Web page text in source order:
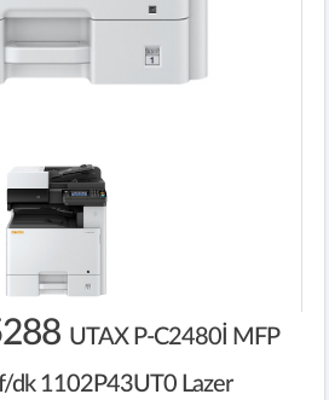
UTAX P-C2480İ MFP
dk 1102P43UT0 Lazer